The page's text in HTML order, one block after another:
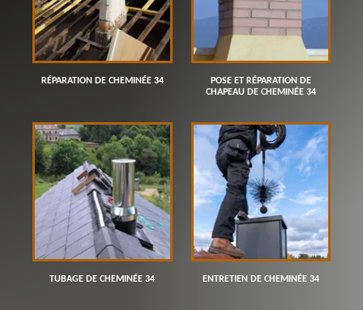
RÉPARATION DE CHEMINÉE 34
POSE ET RÉPARATION DE
CHAPEAU DE CHEMINÉE 34
TUBAGE DE CHEMINÉE 34 ENTRETIEN DE CHEMINÉE 34